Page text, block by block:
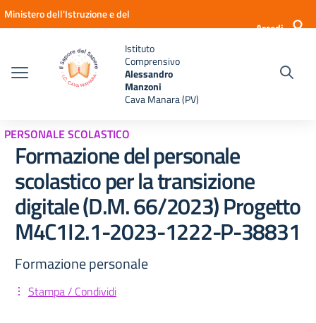
Vai ai contenuti
Vai al menu di navigazione
Vai al footer
Ministero dell'Istruzione e del
Accedi
Istituto
Comprensivo
Alessandro
Manzoni
Cava Manara (PV)
PERSONALE SCOLASTICO
Formazione del personale
scolastico per la transizione
digitale (D.M. 66/2023) Progetto
M4C1I2.1-2023-1222-P-38831
Formazione personale
Stampa / Condividi